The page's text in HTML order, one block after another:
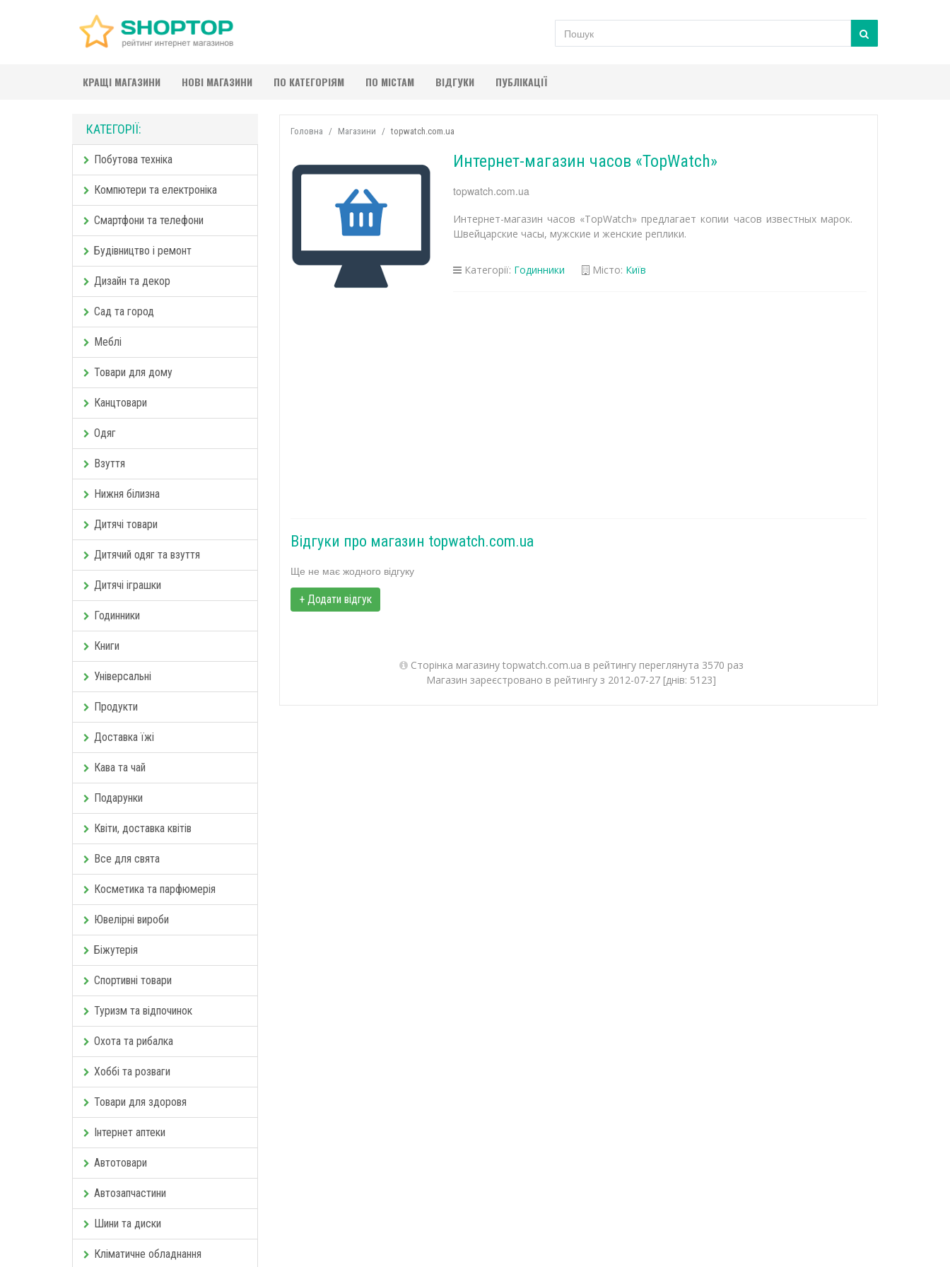
КРАЩІ МАГАЗИНИ НОВІ МАГАЗИНИ ПО КАТЕГОРІЯМ ПО МІСТАМ ВІДГУКИ ПУБЛІКАЦІЇ
КАТЕГОРІЇ:
Побутова техніка
Компютери та електроніка
Смартфони та телефони
Будівництво і ремонт
Дизайн та декор
Сад та город
Меблі
Товари для дому
Канцтовари
Одяг
Взуття
Нижня білизна
Дитячі товари
Дитячий одяг та взуття
Дитячі іграшки
Годинники
Книги
Універсальні
Продукти
Доставка їжі
Кава та чай
Подарунки
Квіти, доставка квітів
Все для свята
Косметика та парфюмерія
Ювелірні вироби
Біжутерія
Спортивні товари
Туризм та відпочинок
Охота та рибалка
Хоббі та розваги
Товари для здоровя
Інтернет аптеки
Автотовари
Автозапчастини
Шини та диски
Кліматичне обладнання
Головна Магазини topwatch.com.ua
Интернет-магазин часов «TopWatch»
topwatch.com.ua
Интернет-магазин часов «TopWatch» предлагает копии часов известных марок.
Швейцарские часы, мужские и женские реплики.
Категорії: Годинники Місто: Київ
Відгуки про магазин topwatch.com.ua
Ще не має жодного відгуку
+ Додати відгук
Сторінка магазину topwatch.com.ua в рейтингу переглянута 3570 раз
Магазин зареєстровано в рейтингу з 2012-07-27 [днів: 5123]